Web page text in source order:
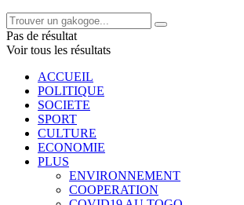
Pas de résultat
Voir tous les résultats
ACCUEIL
POLITIQUE
SOCIETE
SPORT
CULTURE
ECONOMIE
PLUS
ENVIRONNEMENT
COOPERATION